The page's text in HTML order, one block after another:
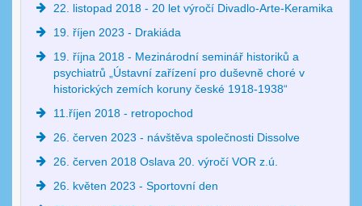
22. listopad 2018 - 20 let výročí Divadlo-Arte-Keramika
19. říjen 2023 - Drakiáda
19. října 2018 - Mezinárodní seminář historiků a
psychiatrů „Ústavní zařízení pro duševně choré v
historických zemích koruny české 1918-1938“
11.říjen 2018 - retropochod
26. červen 2023 - návštěva společnosti Dissolve
26. červen 2018 Oslava 20. výročí VOR z.ú.
26. květen 2023 - Sportovní den